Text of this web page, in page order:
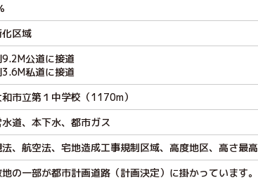
化区域
公道に接道
3.6M私道に接道
市立第１中学校（1170m）
道、本下水、都市ガス
法、航空法、宅地造成工事規制区域、高度地区、高さ最
地の一部が都市計画道路（計画決定）に掛かっています。